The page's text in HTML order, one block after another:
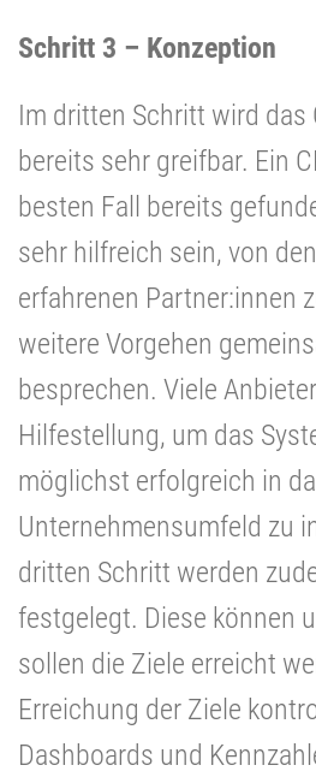
Schritt 3 – Konzeption
Im dritten Schritt wird das
bereits sehr greifbar. Ein
besten Fall bereits
sehr hilfreich sein, von
erfahrenen Partner:innen
weitere Vorgehen
besprechen. Viele
Hilfestellung, um das
möglichst erfolgreich in
Unternehmensumfeld zu
dritten Schritt werden
festgelegt. Diese können
sollen die Ziele erreicht
Erreichung der Ziele
Dashboards und